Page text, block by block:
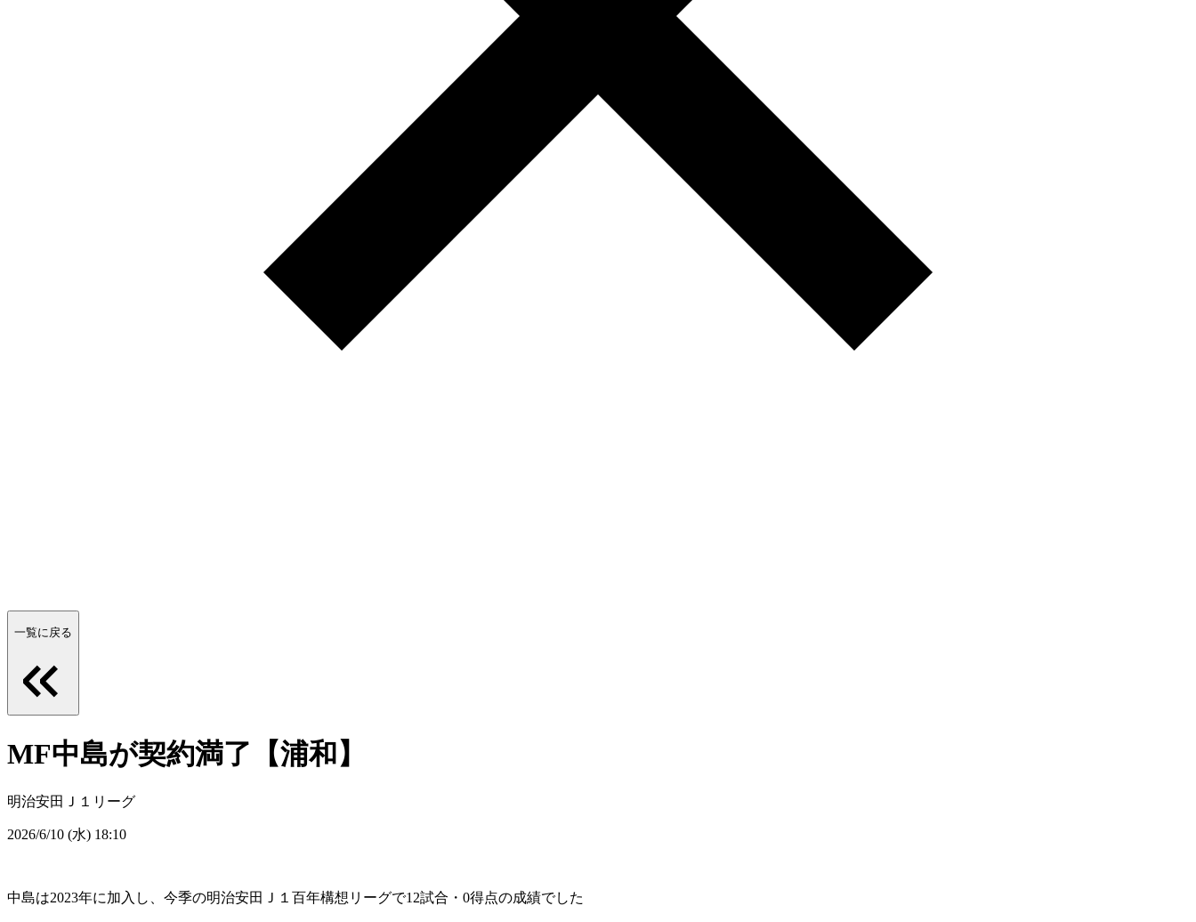
一覧に戻る
MF中島が契約満了【浦和】
明治安田Ｊ１リーグ
2026/6/10 (水) 18:10
中島は2023年に加入し、今季の明治安田Ｊ１百年構想リーグで12試合・0得点の成績でした